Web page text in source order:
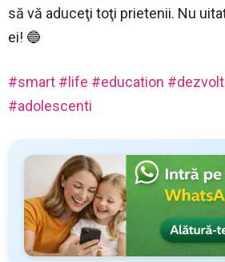
să vă aduceţi toţi prietenii. Nu
ei! 🔵
#smart #life #education
#adolescenti